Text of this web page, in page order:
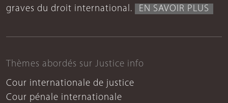
graves du droit international.
EN SAVOIR PLUS
Thèmes abordés sur Justice info
Cour internationale de justice
Cour pénale internationale